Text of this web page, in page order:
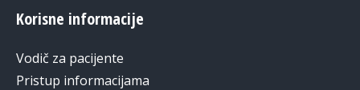
Korisne informacije
Vodič za pacijente
Pristup informacijama